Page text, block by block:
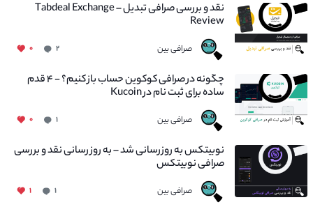
نقد و بررسی صرافی تبدیل – Tabdeal Exchange
Review
صرافی بین ۲ ۰
چگونه در صرافی کوکوین حساب باز کنیم؟ - ۴ قدم
ساده برای ثبت نام در Kucoin
صرافی بین ۱ ۰
نوبیتکس به روزرسانی شد – به روز رسانی نقد و بررسی
صرافی نوبیتکس
صرافی بین ۱ ۱